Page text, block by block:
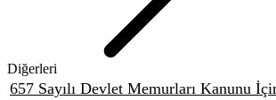
Diğerleri
657 Sayılı Devlet Memurları Kanunu